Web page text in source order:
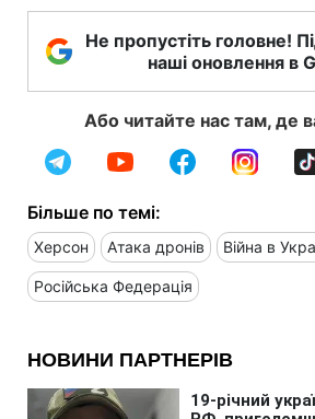
Не пропустіть головне!
наші оновлення в
Або читайте нас там, де
Більше по темі:
Херсон Атака дронів Війна в
Російська Федерація